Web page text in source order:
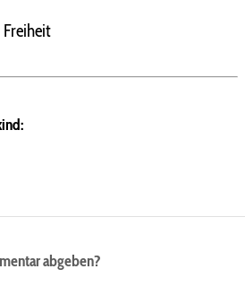
abgeben?